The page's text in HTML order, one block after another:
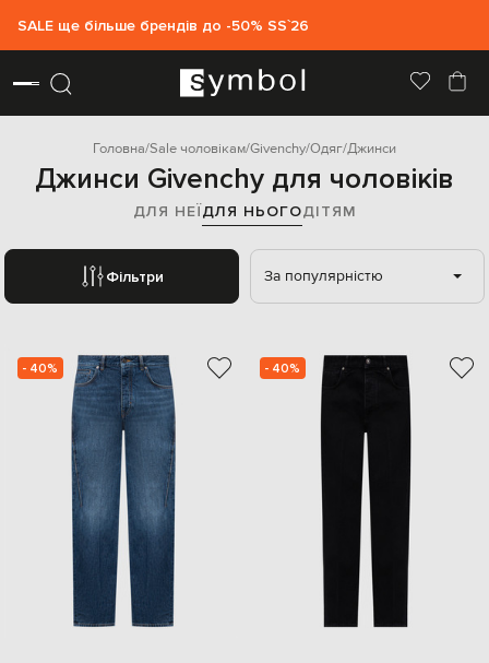
SALE ще більше брендів до -50% SS`26
Головна Sale чоловікам Givenchy Одяг Джинси
Джинси Givenchy для чоловіків
ДЛЯ НЕЇДЛЯ НЬОГОДІТЯМ
Фільтри За популярністю
- 40% - 40%